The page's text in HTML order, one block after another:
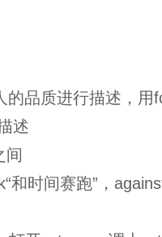
的品质进行描述，用
述
间
和时间赛跑”，